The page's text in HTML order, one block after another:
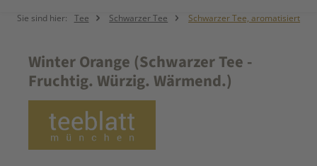
Sie sind hier: Tee Schwarzer Tee Schwarzer Tee, aromatisiert
Winter Orange (Schwarzer Tee -
Fruchtig. Würzig. Wärmend.)